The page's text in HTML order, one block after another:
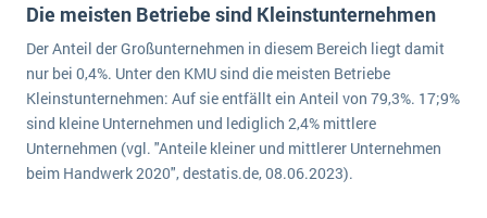
SAP investiert mit zwei strategischen Übernahmen in Enterprise-KI
ERP-Trends in der Produktion
NACHRICHTENARCHIV
Die meisten Betriebe sind Kleinstunternehmen
Der Anteil der Großunternehmen in diesem Bereich liegt damit
nur bei 0,4%. Unter den KMU sind die meisten Betriebe
Kleinstunternehmen: Auf sie entfällt ein Anteil von 79,3%. 17;9%
sind kleine Unternehmen und lediglich 2,4% mittlere
Unternehmen (vgl. "Anteile kleiner und mittlerer Unternehmen
beim Handwerk 2020", destatis.de, 08.06.2023).